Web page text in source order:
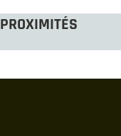
PROXIMITÉS